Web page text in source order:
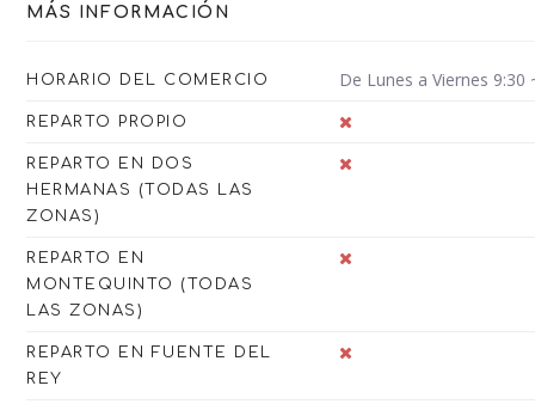
MÁS INFORMACIÓN
HORARIO DEL COMERCIO De Lunes a Viernes 9:30
REPARTO PROPIO
REPARTO EN DOS
HERMANAS (TODAS LAS
ZONAS)
REPARTO EN
MONTEQUINTO (TODAS
LAS ZONAS)
REPARTO EN FUENTE DEL
REY